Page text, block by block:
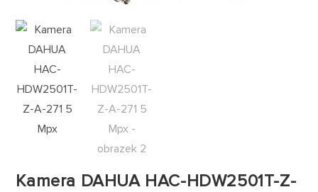
Kamera DAHUA HAC-HDW2501T-Z-